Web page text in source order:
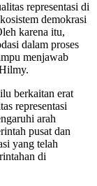
representasi di
demokrasi
karena itu,
dalam proses
menjawab
berkaitan erat
representasi
arah
pusat dan
yang telah
di